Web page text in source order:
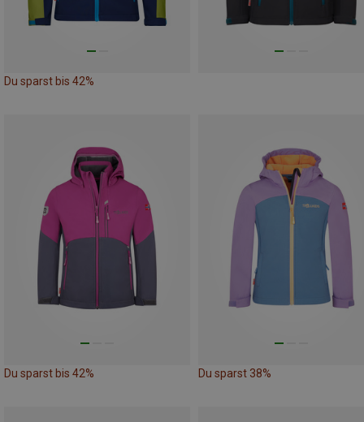
Du sparst bis 42%
Du sparst bis 42% Du sparst 38%